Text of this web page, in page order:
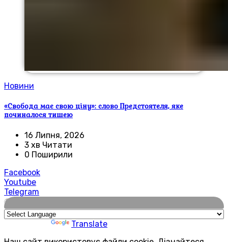
Новини
«Свобода має свою ціну»: слово Предстоятеля, яке
починалося тишею
16 Липня, 2026
3 хв Читати
0 Поширили
Facebook
Youtube
Telegram
🌍
Translate